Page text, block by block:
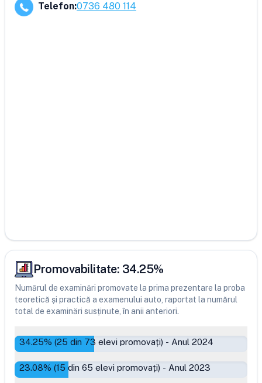
Telefon:0736 480 114
Promovabilitate: 34.25%
Numărul de examinări promovate la prima prezentare la proba
teoretică și practică a examenului auto, raportat la numărul
total de examinări susținute, în anii anteriori.
34.25% (25 din 73 elevi promovați) - Anul 2024
23.08% (15 din 65 elevi promovați) - Anul 2023